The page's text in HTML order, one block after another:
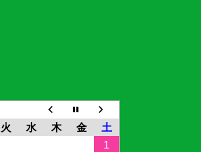
火 水 木 金
土
1